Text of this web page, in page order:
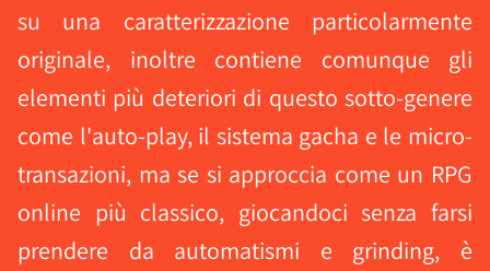
su una caratterizzazione particolarmente
originale, inoltre contiene comunque gli
elementi più deteriori di questo sotto-genere
come l'auto-play, il sistema gacha e le micro-
transazioni, ma se si approccia come un RPG
online più classico, giocandoci senza farsi
prendere da automatismi e grinding, è